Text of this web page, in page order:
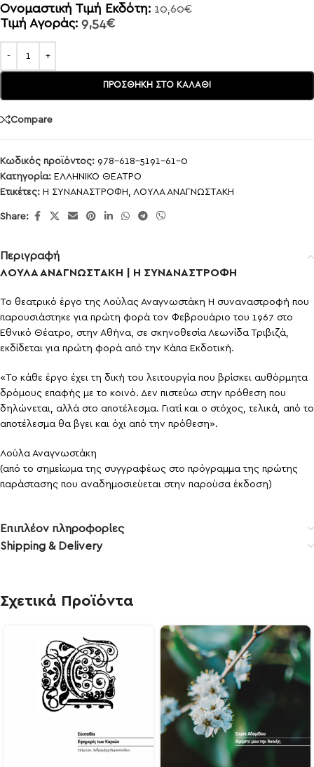
Ονομαστική Τιμή Εκδότη: 10,60€
Τιμή Αγοράς: 9,54€
ΠΡΟΣΘΉΚΗ ΣΤΟ ΚΑΛΆΘΙ
Compare
Κωδικός προϊόντος: 978-618-5191-61-0
Κατηγορία: ΕΛΛΗΝΙΚΟ ΘΕΑΤΡΟ
Ετικέτες: Η ΣΥΝΑΝΑΣΤΡΟΦΗ , ΛΟΥΛΑ ΑΝΑΓΝΩΣΤΑΚΗ
Share:
Περιγραφή
ΛΟΥΛΑ ΑΝΑΓΝΩΣΤΑΚΗ | Η ΣΥΝΑΝΑΣΤΡΟΦΗ
Το θεατρικό έργο της Λούλας Αναγνωστάκη Η συναναστροφή που
παρουσιάστηκε για πρώτη φορά τον Φεβρουάριο του 1967 στο
Εθνικό Θέατρο, στην Αθήνα, σε σκηνοθεσία Λεωνίδα Τριβιζά,
εκδίδεται για πρώτη φορά από την Κάπα Εκδοτική.
«Το κάθε έργο έχει τη δική του λειτουργία που βρίσκει αυθόρμητα
δρόμους επαφής με το κοινό. Δεν πιστεύω στην πρόθεση που
δηλώνεται, αλλά στο αποτέλεσμα. Γιατί και ο στόχος, τελικά, από το
αποτέλεσμα θα βγει και όχι από την πρόθεση».
Λούλα Αναγνωστάκη
(από το σημείωμα της συγγραφέως στο πρόγραμμα της πρώτης
παράστασης που αναδημοσιεύεται στην παρούσα έκδοση)
Επιπλέον πληροφορίες
Shipping & Delivery
Σχετικά Προϊόντα